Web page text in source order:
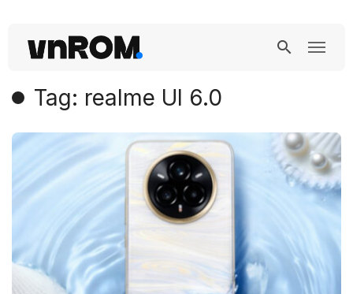
Tag: realme UI 6.0